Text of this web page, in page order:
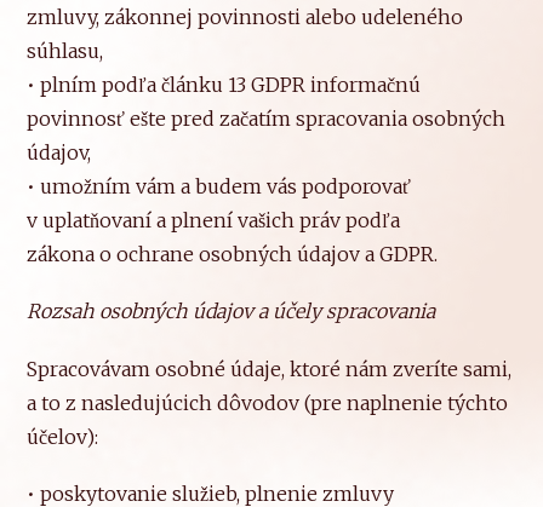
zmluvy, zákonnej povinnosti alebo udeleného
súhlasu,
• plním podľa článku 13 GDPR informačnú
povinnosť ešte pred začatím spracovania osobných
údajov,
• umožním vám a budem vás podporovať
v uplatňovaní a plnení vašich práv podľa
zákona o ochrane osobných údajov a GDPR.
Rozsah osobných údajov a účely spracovania
Spracovávam osobné údaje, ktoré nám zveríte sami,
a to z nasledujúcich dôvodov (pre naplnenie týchto
účelov):
• poskytovanie služieb, plnenie zmluvy